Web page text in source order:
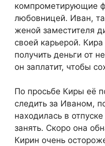
компрометирующие
любовницей. Иван,
женой заместителя
своей карьерой.
получить деньги от
он заплатит, чтобы
По просьбе Киры её
следить за Иваном,
находилась в
занять. Скоро она
Кирин очень